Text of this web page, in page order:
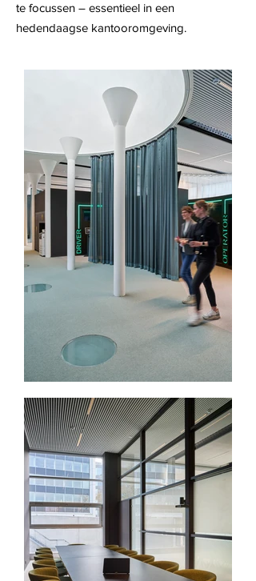
te focussen – essentieel in een
hedendaagse kantooromgeving.